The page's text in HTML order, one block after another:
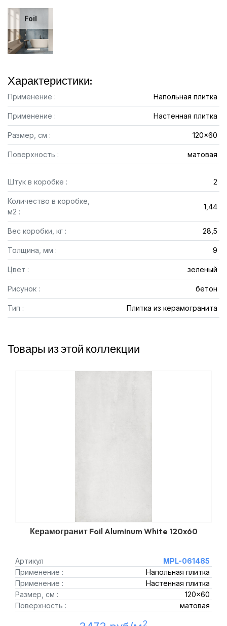
Foil
Характеристики:
Применение : Напольная плитка
Применение : Настенная плитка
Размер, см : 120x60
Поверхность : матовая
Штук в коробке : 2
Количество в коробке,
м2 :
1,44
Вес коробки, кг : 28,5
Толщина, мм : 9
Цвет : зеленый
Рисунок : бетон
Тип : Плитка из керамогранита
Товары из этой коллекции
Керамогранит Foil Aluminum White 120x60
Артикул
MPL-061485
Применение :
Напольная плитка
Применение :
Настенная плитка
Размер, см :
120x60
Поверхность :
матовая
2